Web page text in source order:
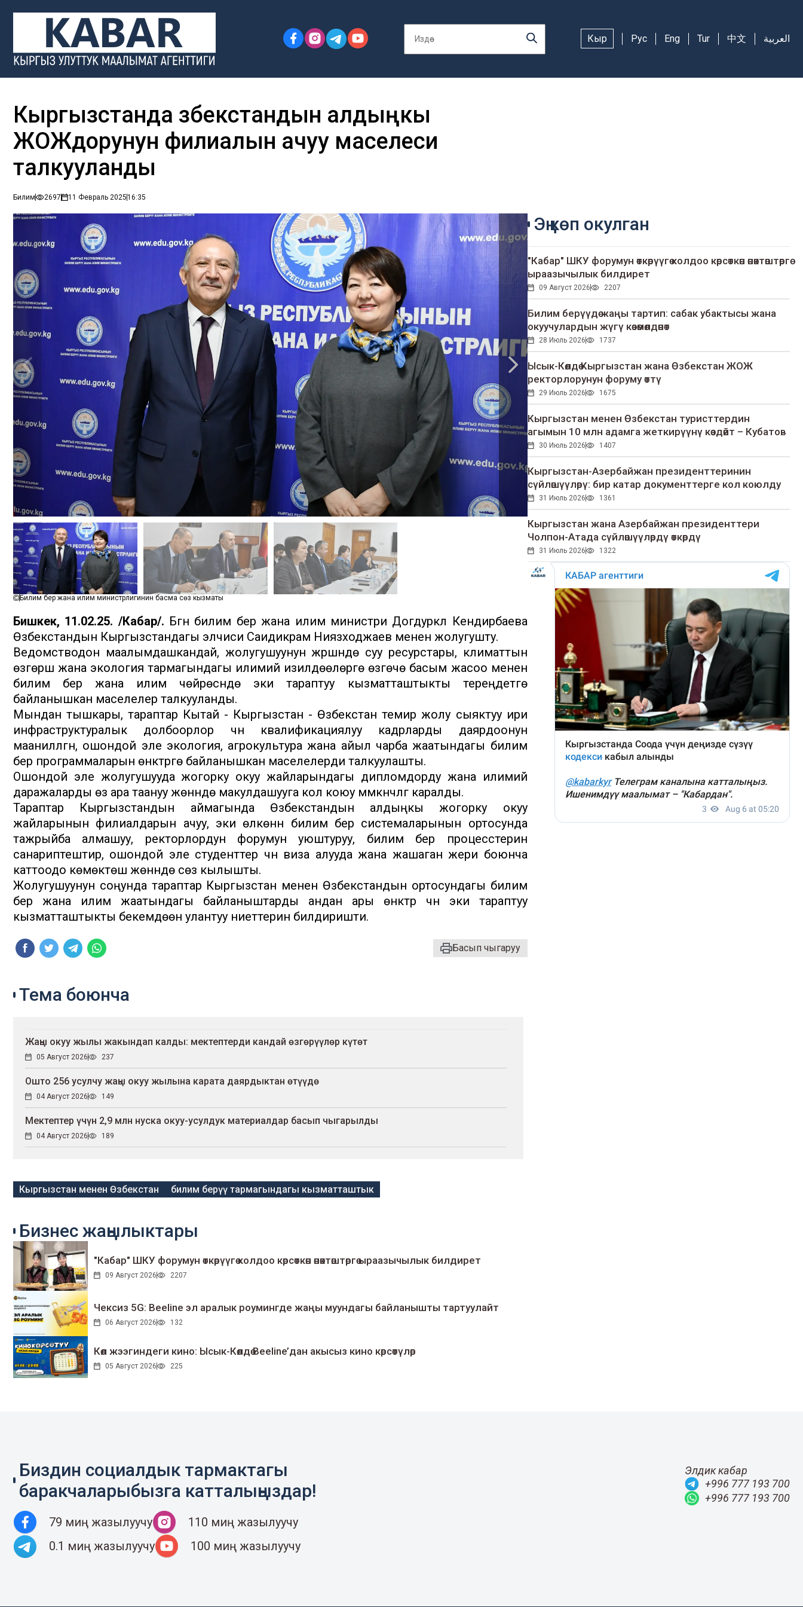
Кыр Рус Eng Tur 中文 العربية
Кыргызстанда Өзбекстандын алдыңкы
ЖОЖдорунун филиалын ачуу маселеси
талкууланды
Билим 2697 11 Февраль 202516:35
Билим берүү жана илим министрлигинин басма сөз кызматы
Бишкек, 11.02.25. /Кабар/. Бүгүн билим берүү жана илим министри Догдуркүл Кендирбаева
Өзбекстандын Кыргызстандагы элчиси Саидикрам Ниязходжаев менен жолугушту.
Ведомстводон маалымдашкандай, жолугушуунун жүрүшүндө суу ресурстары, климаттын
өзгөрүшү жана экология тармагындагы илимий изилдөөлөргө өзгөчө басым жасоо менен
билим берүү жана илим чөйрөсүндө эки тараптуу кызматташтыкты тереңдетүүгө
байланышкан маселелер талкууланды.
Мындан тышкары, тараптар Кытай - Кыргызстан - Өзбекстан темир жолу сыяктуу ири
инфраструктуралык долбоорлор үчүн квалификациялуу кадрларды даярдоонун
маанилүүлүгүн, ошондой эле экология, агрокультура жана айыл чарба жаатындагы билим
берүү программаларын өнүктүрүүгө байланышкан маселелерди талкуулашты.
Ошондой эле жолугушууда жогорку окуу жайларындагы дипломдорду жана илимий
даражаларды өз ара таануу жөнүндө макулдашууга кол коюу мүмкүнчүлүгү каралды.
Тараптар Кыргызстандын аймагында Өзбекстандын алдыңкы жогорку окуу
жайларынын филиалдарын ачуу, эки өлкөнүн билим берүү системаларынын ортосунда
тажрыйба алмашуу, ректорлордун форумун уюштуруу, билим берүү процесстерин
санариптештирүү, ошондой эле студенттер үчүн виза алууда жана жашаган жери боюнча
каттоодо көмөктөшүү жөнүндө сөз кылышты.
Жолугушуунун соңунда тараптар Кыргызстан менен Өзбекстандын ортосундагы билим
берүү жана илим жаатындагы байланыштарды андан ары өнүктүрүү үчүн эки тараптуу
кызматташтыкты бекемдөөнү улантуу ниеттерин билдиришти.
Басып чыгаруу
Эң көп окулган
"Кабар" ШКУ форумун өткөрүүгө колдоо көрсөткөн өнөктөштөргө
ыраазычылык билдирет
09 Август 2026 2207
Билим берүүдө жаңы тартип: сабак убактысы жана
окуучулардын жүгү көзөмөлдөнөт
28 Июль 2026 1737
Ысык-Көлдө Кыргызстан жана Өзбекстан ЖОЖ
ректорлорунун форуму өттү
29 Июль 2026 1675
Кыргызстан менен Өзбекстан туристтердин
агымын 10 млн адамга жеткирүүнү көздөйт – Кубатов
30 Июль 2026 1407
Кыргызстан-Азербайжан президенттеринин
сүйлөшүүлөрү: бир катар документтерге кол коюлду
31 Июль 2026 1361
Кыргызстан жана Азербайжан президенттери
Чолпон-Атада сүйлөшүүлөрдү өткөрдү
31 Июль 2026 1322
Тема боюнча
Жаңы окуу жылы жакындап калды: мектептерди кандай өзгөрүүлөр күтөт
05 Август 2026 237
Ошто 256 усулчу жаңы окуу жылына карата даярдыктан өтүүдө
04 Август 2026 149
Мектептер үчүн 2,9 млн нуска окуу-усулдук материалдар басып чыгарылды
04 Август 2026 189
Кыргызстан менен Өзбекстан билим берүү тармагындагы кызматташтык
Бизнес жаңылыктары
"Кабар" ШКУ форумун өткөрүүгө колдоо көрсөткөн өнөктөштөргө ыраазычылык билдирет
09 Август 2026 2207
Чексиз 5G: Beeline эл аралык роумингде жаңы муундагы байланышты тартуулайт
06 Август 2026 132
Көл жээгиндеги кино: Ысык-Көлдө Beeline’дан акысыз кино көрсөтүлөр
05 Август 2026 225
Биздин социалдык тармактагы
баракчаларыбызга катталыңыздар!
79 миң жазылуучу
110 миң жазылуучу
0.1 миң жазылуучу
100 миң жазылуучу
Элдик кабар
+996 777 193 700
+996 777 193 700